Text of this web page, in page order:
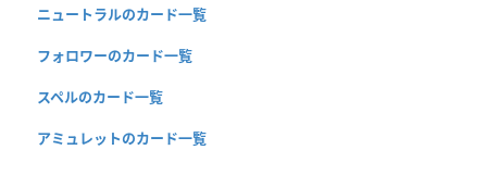
ニュートラルのカード一覧
フォロワーのカード一覧
スペルのカード一覧
アミュレットのカード一覧